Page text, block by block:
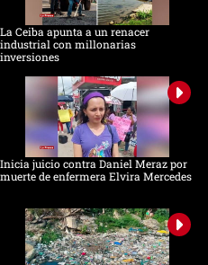
La Ceiba apunta a un renacer
industrial con millonarias
inversiones
Inicia juicio contra Daniel Meraz por
muerte de enfermera Elvira Mercedes